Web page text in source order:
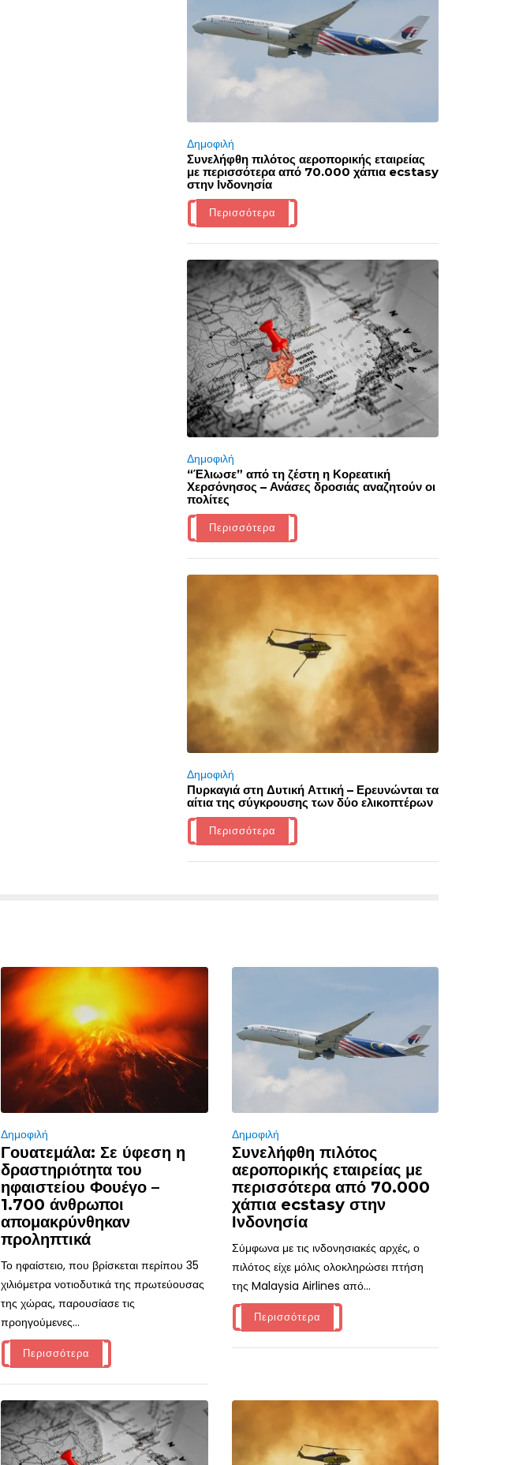
Δημοφιλή
Συνελήφθη πιλότος αεροπορικής εταιρείας
με περισσότερα από 70.000 χάπια ecstasy
στην Ινδονησία
Περισσότερα
Δημοφιλή
“Έλιωσε” από τη ζέστη η Κορεατική
Χερσόνησος – Ανάσες δροσιάς αναζητούν οι
πολίτες
Περισσότερα
Δημοφιλή
Πυρκαγιά στη Δυτική Αττική – Ερευνώνται τα
αίτια της σύγκρουσης των δύο ελικοπτέρων
Περισσότερα
Δημοφιλή
Γουατεμάλα: Σε ύφεση η
δραστηριότητα του
ηφαιστείου Φουέγο –
1.700 άνθρωποι
απομακρύνθηκαν
προληπτικά
Το ηφαίστειο, που βρίσκεται περίπου 35
χιλιόμετρα νοτιοδυτικά της πρωτεύουσας
της χώρας, παρουσίασε τις
προηγούμενες...
Περισσότερα
Δημοφιλή
Συνελήφθη πιλότος
αεροπορικής εταιρείας με
περισσότερα από 70.000
χάπια ecstasy στην
Ινδονησία
Σύμφωνα με τις ινδονησιακές αρχές, ο
πιλότος είχε μόλις ολοκληρώσει πτήση
της Malaysia Airlines από...
Περισσότερα